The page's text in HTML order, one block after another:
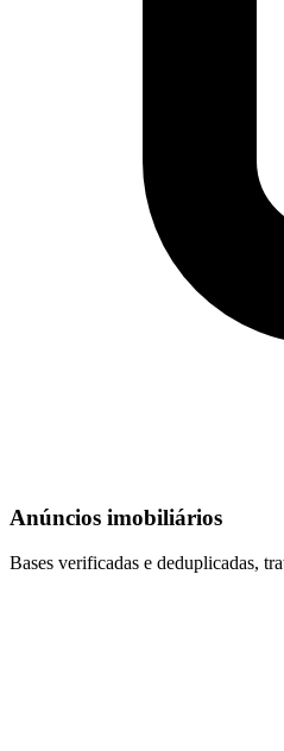
Anúncios imobiliários
Bases verificadas e deduplicadas,